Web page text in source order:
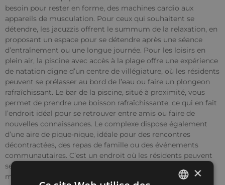
besoin pour rester en forme, des machines cardio aux
appareils de musculation. Pour ceux qui souhaitent se
détendre, les jacuzzis offrent le summum de la relaxation, en
proposant un espace pour se détendre après une séance
d’entraînement ou une longue journée. Pour les loisirs en
plein air, la piscine avec accès à la plage offre une expérience
de natation digne d’un centre de villégiature, où les résidents
peuvent se prélasser au bord de l’eau ou faire un plongeon
rafraîchissant. Le bar de la piscine, situé à proximité, vous
permet de prendre une boisson rafraîchissante, ce qui en fait
l’endroit idéal pour se retrouver entre amis ou faire de
nouvelles connaissances. Le complexe dispose également
d’une aire de pique-nique, idéale pour des rencontres
décontractées, des repas de famille ou des événements
communautaires. C’est un endroit où les résidents peuvent
se retrouver, partager un repas et profiter du cadre
magnifique.
×